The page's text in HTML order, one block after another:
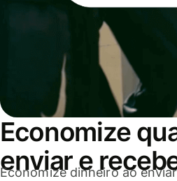
Economize
enviar e
Economize dinheiro ao